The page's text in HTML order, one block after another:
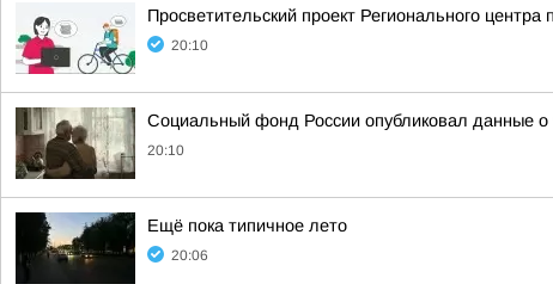
Просветительский проект Регионального
20:10
Социальный фонд России опубликовал данные о
20:10
Ещё пока типичное лето
20:06